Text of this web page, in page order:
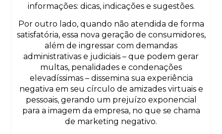
informações: dicas, indicações e sugestões.
Por outro lado, quando não atendida de forma
satisfatória, essa nova geração de consumidores,
além de ingressar com demandas
administrativas e judiciais – que podem gerar
multas, penalidades e condenações
elevadíssimas – dissemina sua experiência
negativa em seu círculo de amizades virtuais e
pessoais, gerando um prejuízo exponencial
para a imagem da empresa, no que se chama
de marketing negativo.